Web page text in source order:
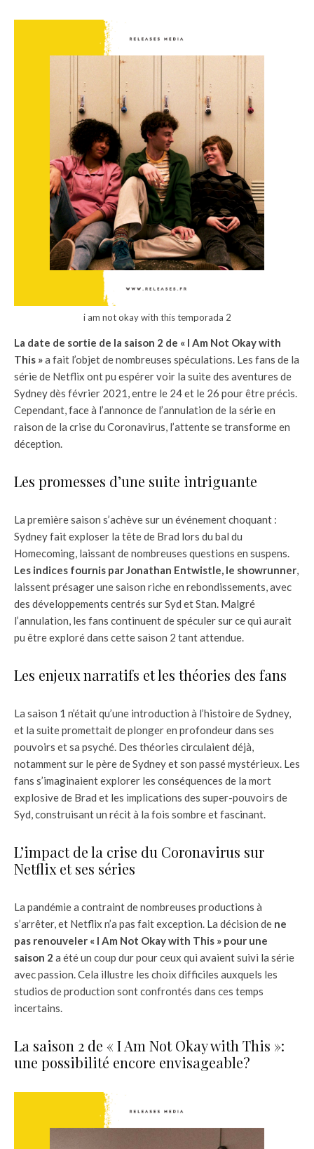
i am not okay with this temporada 2
La date de sortie de la saison 2 de « I Am Not Okay with
This »a fait l’objet de nombreuses spéculations. Les fans de la
série de Netflix ont pu espérer voir la suite des aventures de
Sydney dès février 2021, entre le 24 et le 26 pour être précis.
Cependant, face à l’annonce de l’annulation de la série en
raison de la crise du Coronavirus, l’attente se transforme en
déception.
Les promesses d’une suite intriguante
La première saison s’achève sur un événement choquant :
Sydney fait exploser la tête de Brad lors du bal du
Homecoming, laissant de nombreuses questions en suspens.
Les indices fournis par Jonathan Entwistle, le showrunner,
laissent présager une saison riche en rebondissements, avec
des développements centrés sur Syd et Stan. Malgré
l’annulation, les fans continuent de spéculer sur ce qui aurait
pu être exploré dans cette saison 2 tant attendue.
Les enjeux narratifs et les théories des fans
La saison 1 n’était qu’une introduction à l’histoire de Sydney,
et la suite promettait de plonger en profondeur dans ses
pouvoirs et sa psyché. Des théories circulaient déjà,
notamment sur le père de Sydney et son passé mystérieux. Les
fans s’imaginaient explorer les conséquences de la mort
explosive de Brad et les implications des super-pouvoirs de
Syd, construisant un récit à la fois sombre et fascinant.
L’impact de la crise du Coronavirus sur
Netflix et ses séries
La pandémie a contraint de nombreuses productions à
s’arrêter, et Netflix n’a pas fait exception. La décision de ne
pas renouveler « I Am Not Okay with This » pour une
saison 2 a été un coup dur pour ceux qui avaient suivi la série
avec passion. Cela illustre les choix difficiles auxquels les
studios de production sont confrontés dans ces temps
incertains.
La saison 2 de « I Am Not Okay with This »:
une possibilité encore envisageable?